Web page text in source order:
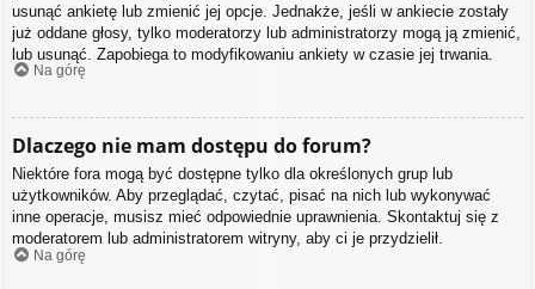
usunąć ankietę lub zmienić jej opcje. Jednakże, jeśli w ankiecie zostały
już oddane głosy, tylko moderatorzy lub administratorzy mogą ją zmienić,
lub usunąć. Zapobiega to modyfikowaniu ankiety w czasie jej trwania.
Na górę
Dlaczego nie mam dostępu do forum?
Niektóre fora mogą być dostępne tylko dla określonych grup lub
użytkowników. Aby przeglądać, czytać, pisać na nich lub wykonywać
inne operacje, musisz mieć odpowiednie uprawnienia. Skontaktuj się z
moderatorem lub administratorem witryny, aby ci je przydzielił.
Na górę